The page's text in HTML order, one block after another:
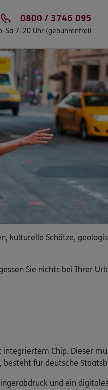
0800 / 3746 095
7–20 Uhr (gebührenfrei)
kulturelle Schätze,
Sie nichts bei Ihrer
integriertem Chip. Dieser
besteht für deutsche
und ein